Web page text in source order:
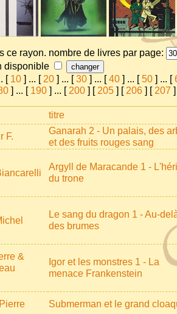
ce rayon. nombre de livres par page:
disponible
[ 10 ] ... [ 20 ] ... [30 ] ... [40 ] ... [ 50 ] ... [
] ... [ 190 ] ... [ 200 ] [ 205 ] [ 206 ] [ 207
titre
F.
Ganarah 2 - Un palais, des
et des fruits rouges sang
Argyll de Maracande 1 -
du trone
Le sang du dragon 1 - Au-
des brumes
&
Igor et les monstres 1 - La
menace Frankenstein
Submerman et le grand